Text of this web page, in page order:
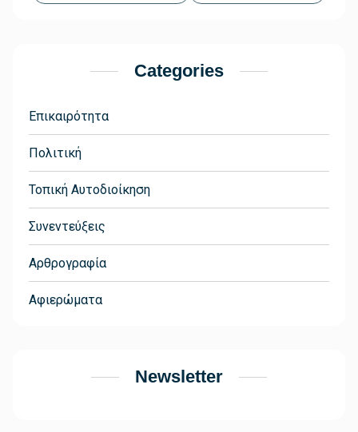
Categories
Επικαιρότητα
Πολιτική
Τοπική Αυτοδιοίκηση
Συνεντεύξεις
Αρθρογραφία
Αφιερώματα
Newsletter